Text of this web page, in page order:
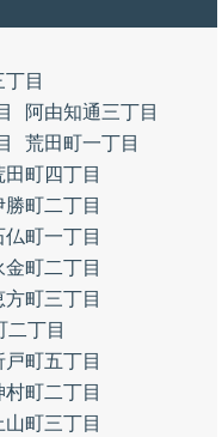
目
阿由知通三丁目
荒田町一丁目
田町四丁目
勝町二丁目
仏町一丁目
金町二丁目
方町三丁目
二丁目
戸町五丁目
村町二丁目
山町三丁目